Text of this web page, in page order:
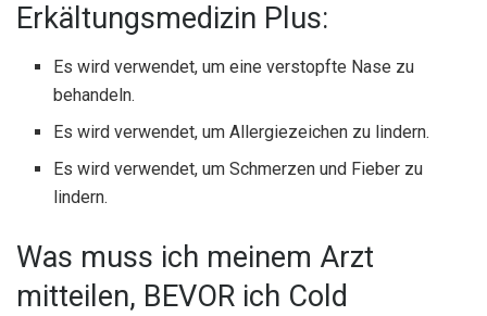
Erkältungsmedizin Plus:
Es wird verwendet, um eine verstopfte Nase zu
behandeln.
Es wird verwendet, um Allergiezeichen zu lindern.
Es wird verwendet, um Schmerzen und Fieber zu
lindern.
Was muss ich meinem Arzt
mitteilen, BEVOR ich Cold